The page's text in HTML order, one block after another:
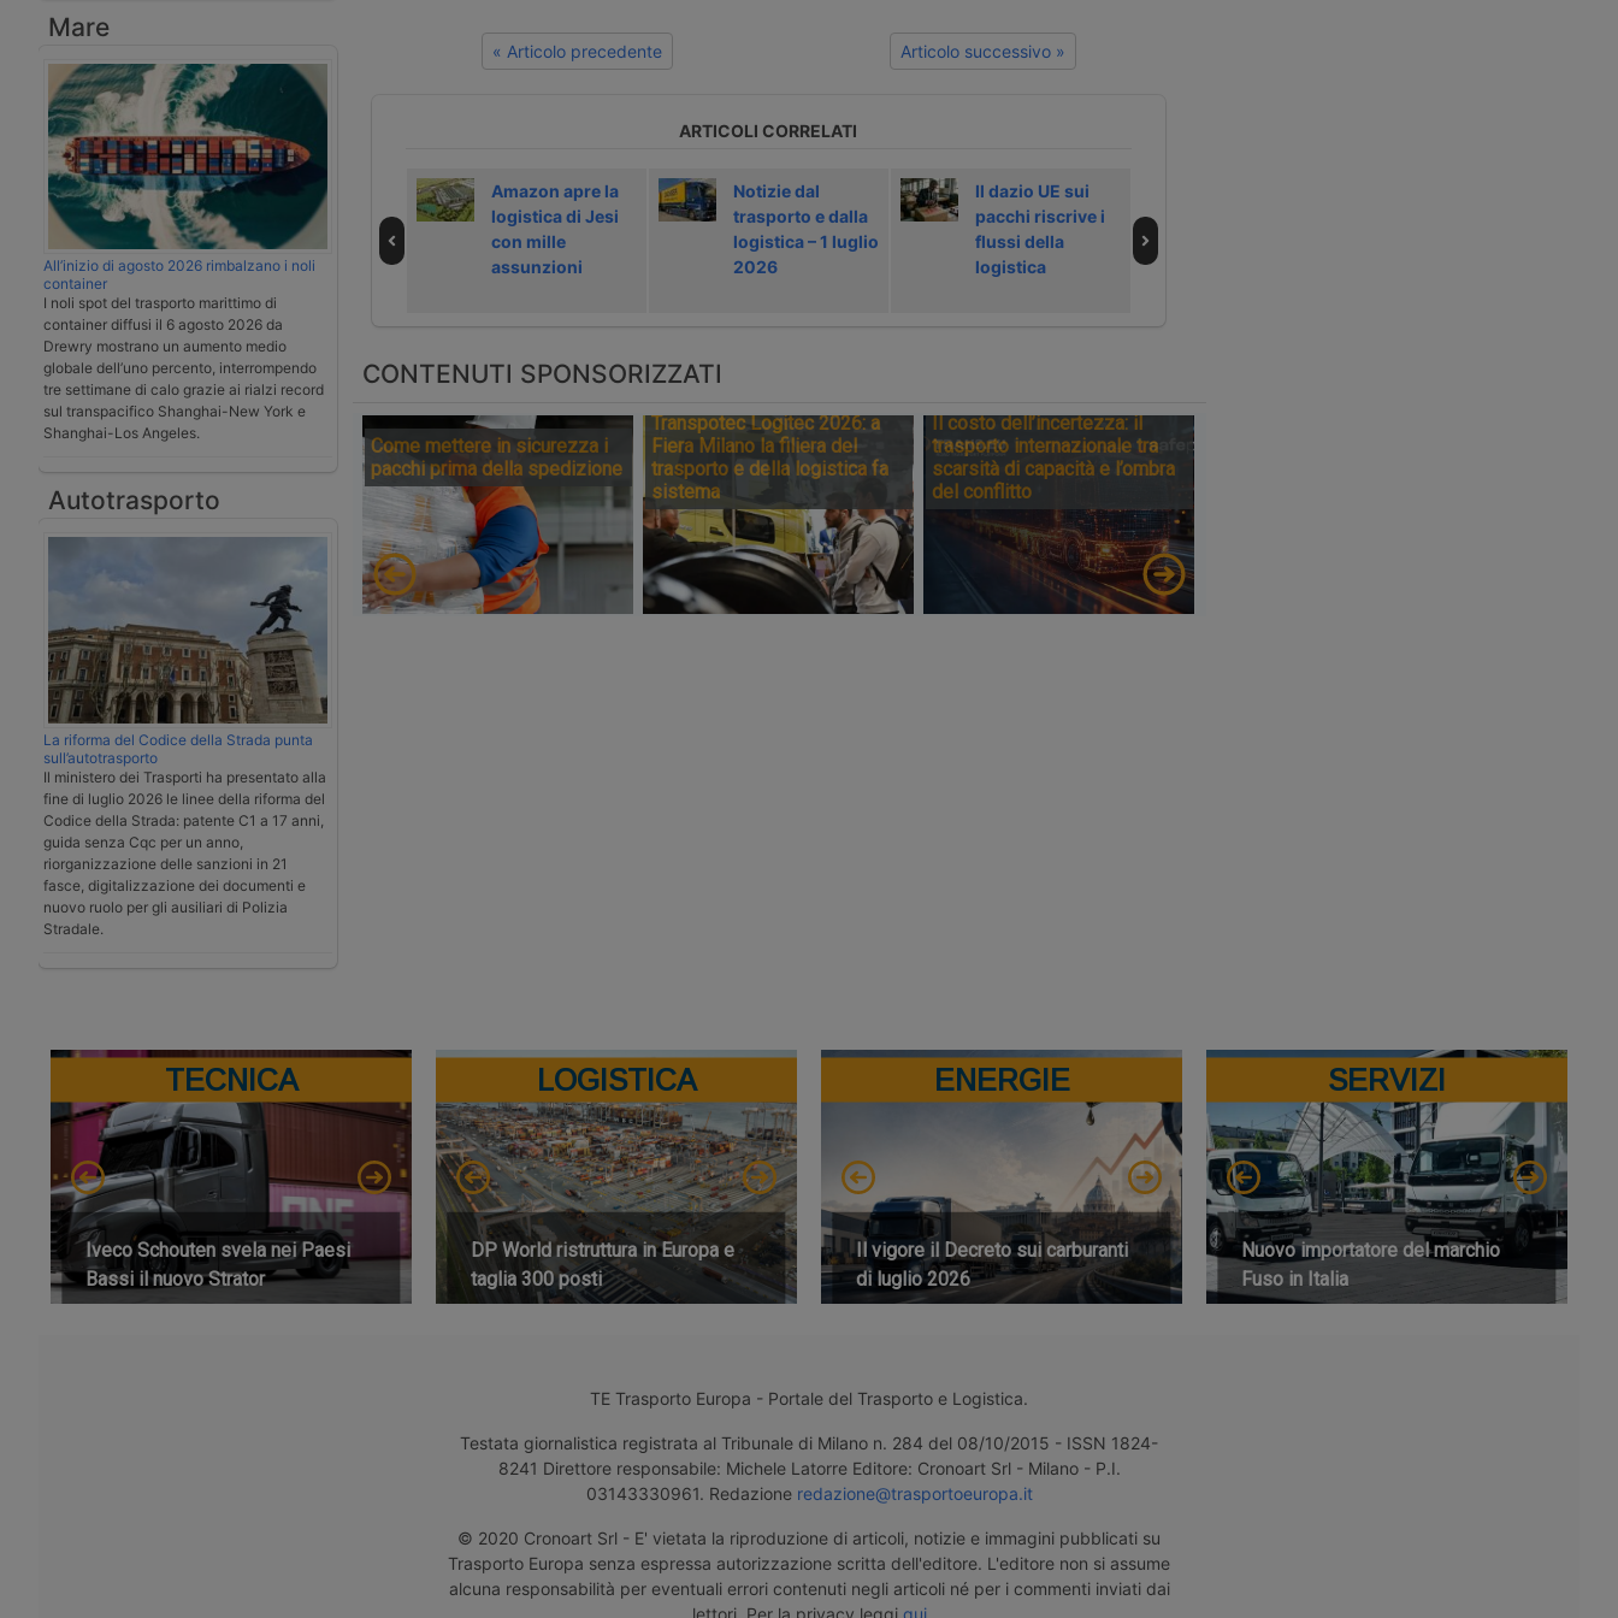
Mare
All’inizio di agosto 2026 rimbalzano i noli
container
I noli spot del trasporto marittimo di
container diffusi il 6 agosto 2026 da
Drewry mostrano un aumento medio
globale dell’uno percento, interrompendo
tre settimane di calo grazie ai rialzi record
sul transpacifico Shanghai-New York e
Shanghai-Los Angeles.
Autotrasporto
La riforma del Codice della Strada punta
sull’autotrasporto
Il ministero dei Trasporti ha presentato alla
fine di luglio 2026 le linee della riforma del
Codice della Strada: patente C1 a 17 anni,
guida senza Cqc per un anno,
riorganizzazione delle sanzioni in 21
fasce, digitalizzazione dei documenti e
nuovo ruolo per gli ausiliari di Polizia
Stradale.
« Articolo precedente Articolo successivo »
ARTICOLI CORRELATI
Come funziona la
nuova consegna
ultrarapida di
Amazon
Il Governo rinvia
a luglio 2026 la
tassa sui pacchi
esteri
Amazon apre la
logistica di Jesi
con mille
assunzioni
Notizie dal
trasporto e dalla
logistica – 1 luglio
2026
Il dazio UE sui
pacchi riscrive i
flussi della
logistica
CONTENUTI SPONSORIZZATI
Come mettere in sicurezza i
pacchi prima della spedizione
Transpotec Logitec 2026: a
Fiera Milano la filiera del
trasporto e della logistica fa
sistema
Il costo dell’incertezza: il
trasporto internazionale tra
scarsità di capacità e l’ombra
del conflitto
TECNICA
Iveco Schouten svela nei Paesi
Bassi il nuovo Strator
LOGISTICA
DP World ristruttura in Europa e
taglia 300 posti
ENERGIE
Il vigore il Decreto sui carburanti
di luglio 2026
SERVIZI
Nuovo importatore del marchio
Fuso in Italia
TE Trasporto Europa - Portale del Trasporto e Logistica.
Testata giornalistica registrata al Tribunale di Milano n. 284 del 08/10/2015 - ISSN 1824-
8241 Direttore responsabile: Michele Latorre Editore: Cronoart Srl - Milano - P.I.
03143330961. Redazione redazione@trasportoeuropa.it
© 2020 Cronoart Srl - E' vietata la riproduzione di articoli, notizie e immagini pubblicati su
Trasporto Europa senza espressa autorizzazione scritta dell'editore. L'editore non si assume
alcuna responsabilità per eventuali errori contenuti negli articoli né per i commenti inviati dai
lettori. Per la privacy leggi qui